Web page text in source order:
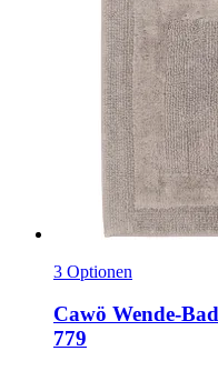
3 Optionen
Cawö Wende-​
779